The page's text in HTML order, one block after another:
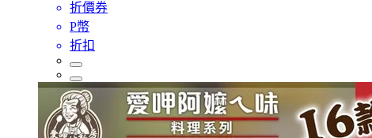
折價券
P幣
折扣